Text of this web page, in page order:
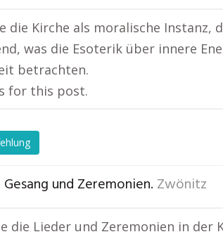
die Kirche als moralische
was die Esoterik über innere
betrachten.
for this post.
und Zeremonien. Zwönitz
die Lieder und Zeremonien in